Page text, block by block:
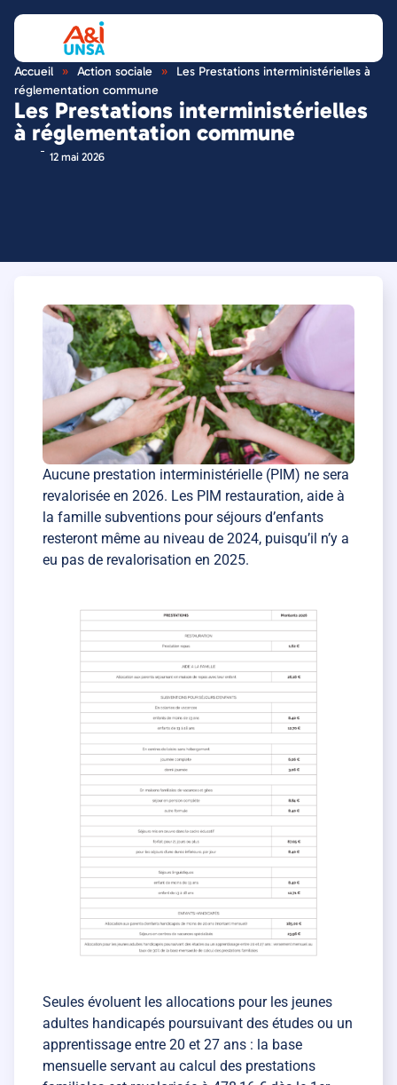
Accueil » Action sociale »
Les Prestations interministérielles à
réglementation commune
Les Prestations interministérielles
à réglementation commune
12 mai 2026
Aucune prestation interministérielle (PIM) ne sera
revalorisée en 2026. Les PIM restauration, aide à
la famille subventions pour séjours d’enfants
resteront même au niveau de 2024, puisqu’il n’y a
eu pas de revalorisation en 2025.
Seules évoluent les allocations pour les jeunes
adultes handicapés poursuivant des études ou un
apprentissage entre 20 et 27 ans : la base
mensuelle servant au calcul des prestations